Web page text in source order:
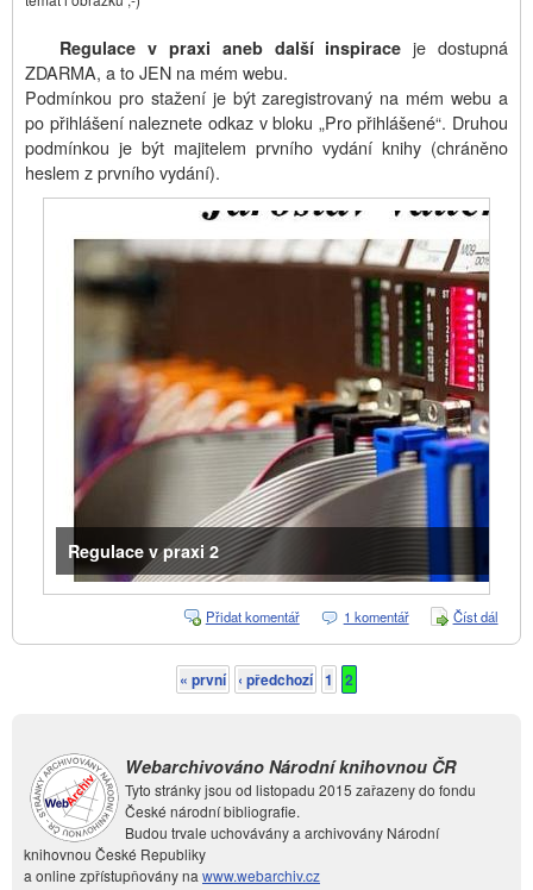
Regulace v praxi aneb další inspirace je dostupná
ZDARMA, a to JEN na mém webu.
Podmínkou pro stažení je být zaregistrovaný na mém webu a
po přihlášení naleznete odkaz v bloku „Pro přihlášené“. Druhou
podmínkou je být majitelem prvního vydání knihy (chráněno
heslem z prvního vydání).
Regulace v praxi 2
Číst dál
v
1 komentář
Přidat komentář
« první ‹ předchozí 1 2
Webarchivováno Národní knihovnou ČR
Tyto stránky jsou od listopadu 2015 zařazeny do fondu
České národní bibliografie.
Budou trvale uchovávány a archivovány Národní
knihovnou České Republiky
a online zpřístupňovány na www.webarchiv.cz